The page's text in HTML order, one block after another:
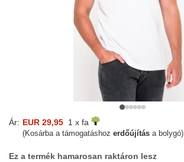
Ár: EUR 29,95 1 x fa
(Kosárba a támogatáshoz erdőújítás a bolygó)
Ez a termék hamarosan raktáron lesz